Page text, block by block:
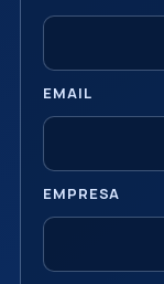
EMAIL
EMPRESA